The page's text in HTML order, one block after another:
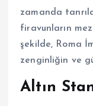
zamanda
firavunların
şekilde, Roma
zenginliğin ve
Altın